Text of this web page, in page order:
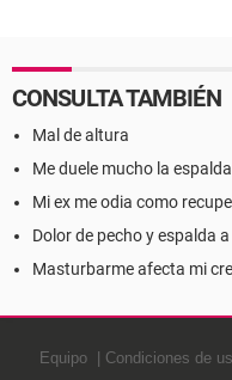
CONSULTA TAMBIÉN
Mal de altura
Me duele mucho la
Mi ex me odia como
Dolor de pecho y espalda
Masturbarme afecta mi
Equipo Condiciones de